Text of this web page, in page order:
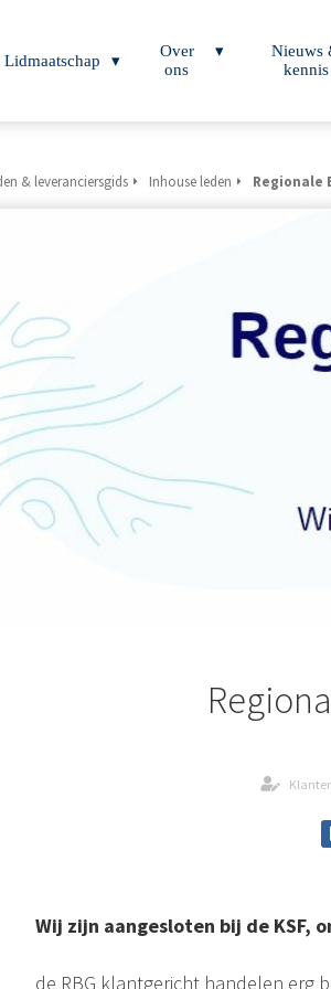
Lidmaatschap
Over
ons
Nieuws
kennis
& leveranciersgids Inhouse leden Regionale
Wij zijn aangesloten bij de KSF,
de RBG klantgericht handelen erg